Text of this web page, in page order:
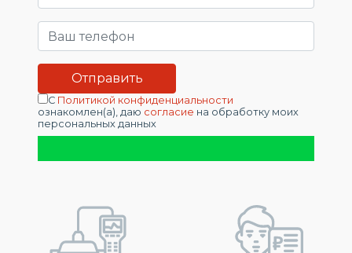
С Политикой конфиденциальности
ознакомлен(а), даю согласие на обработку моих
персональных данных